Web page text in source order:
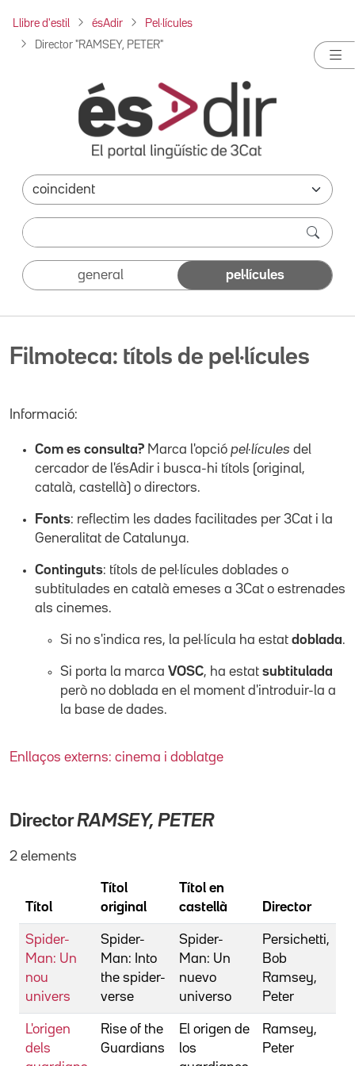
Llibre d'estil ésAdir Pel·lícules
Director "RAMSEY, PETER"
general pel·lícules
Filmoteca: títols de pel·lícules
Informació:
Com es consulta? Marca l'opció pel·lícules del
cercador de l'ésAdir i busca-hi títols (original,
català, castellà) o directors.
Fonts: reflectim les dades facilitades per 3Cat i la
Generalitat de Catalunya.
Continguts: títols de pel·lícules doblades o
subtitulades en català emeses a 3Cat o estrenades
als cinemes.
Si no s'indica res, la pel·lícula ha estat doblada.
Si porta la marca VOSC, ha estat subtitulada
però no doblada en el moment d'introduir-la a
la base de dades.
Enllaços externs: cinema i doblatge
DirectorRAMSEY, PETER
2 elements
Títol
Títol
original
Títol en
castellà
Director
Spider-
Man: Un
nou
univers
Spider-
Man: Into
the spider-
verse
Spider-
Man: Un
nuevo
universo
Persichetti,
Bob
Ramsey,
Peter
L'origen
dels
Rise of the
Guardians
El origen de
los
Ramsey,
Peter